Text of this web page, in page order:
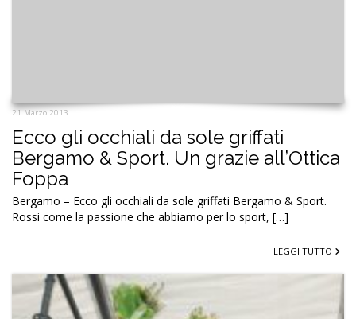
21 Marzo 2013
Ecco gli occhiali da sole griffati
Bergamo & Sport. Un grazie all’Ottica
Foppa
Bergamo – Ecco gli occhiali da sole griffati Bergamo & Sport.
Rossi come la passione che abbiamo per lo sport, […]
LEGGI TUTTO